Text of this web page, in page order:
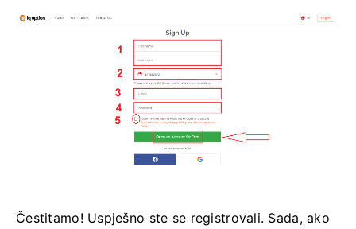
Čestitamo! Uspješno ste se registrovali. Sada, ako